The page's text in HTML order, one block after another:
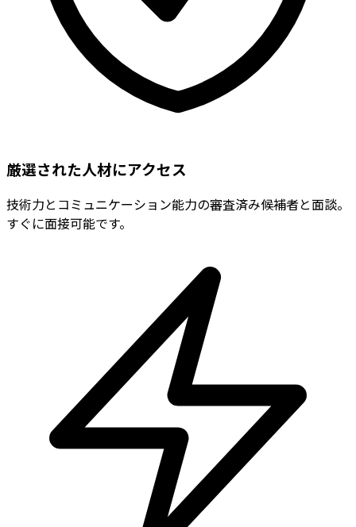
厳選された人材にアクセス
技術力とコミュニケーション能力の審査済み候補者と面談。
すぐに面接可能です。